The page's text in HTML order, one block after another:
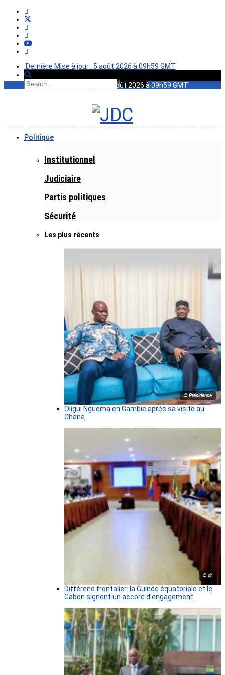
Dernière Mise à jour : 5 août 2026 à 09h59 GMT
Dernière Mise à jour : 5 août 2026 à 09h59 GMT
Politique
Institutionnel
Judiciaire
Partis politiques
Sécurité
Les plus récents
© Présidence
Oligui Nguema en Gambie après sa visite au
Ghana
© dr
Différend frontalier: la Guinée équatoriale et le
Gabon signent un accord d’engagement